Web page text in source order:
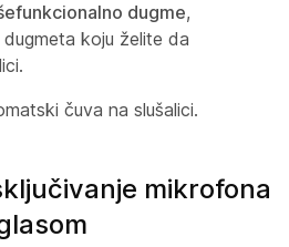
dugme,
koju želite da
čuva na slušalici.
mikrofona